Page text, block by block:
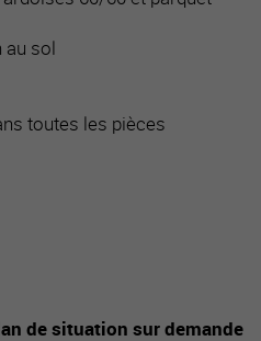
au sol
toutes les pièces
de situation sur demande